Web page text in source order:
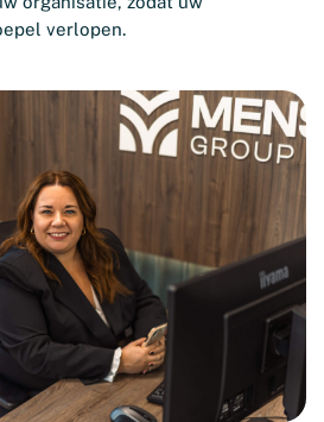
verlopen.